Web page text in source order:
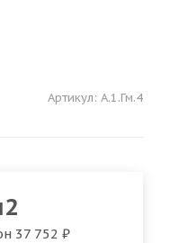
Артикул: А.1.Гм.4
37 752 ₽